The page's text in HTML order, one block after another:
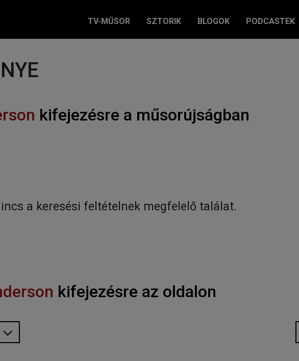
TV-MŰSOR SZTORIK BLOGOK PODCASTEK
kifejezésre a műsorújságban
a keresési feltételnek megfelelő találat.
kifejezésre az oldalon